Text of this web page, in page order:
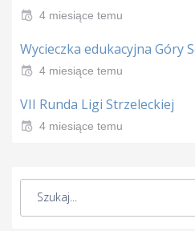
4 miesiące temu
Wycieczka edukacyjna Góry
4 miesiące temu
VII Runda Ligi Strzeleckiej
4 miesiące temu